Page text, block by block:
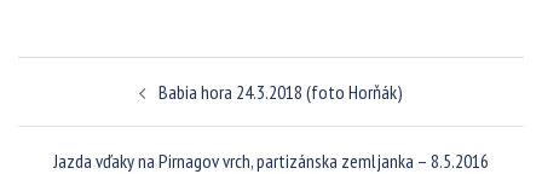
článkami
Babia hora 24.3.2018 (foto Horňák)
Jazda vďaky na Pirnagov vrch, partizánska zemljanka – 8.5.2016